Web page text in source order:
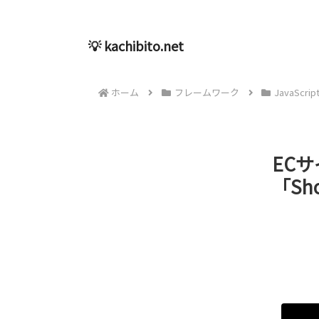
💡 kachibito.net
ホーム フレームワーク JavaScript
EC
「